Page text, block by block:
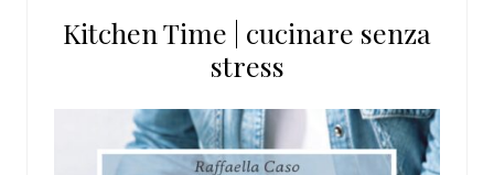
sito
Kitchen Time | cucinare senza
stress